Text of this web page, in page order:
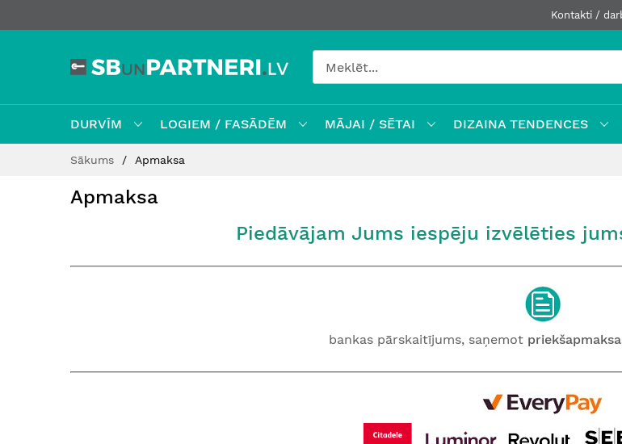
Kontakti /
DURVĪM LOGIEM / FASĀDĒM MĀJAI / SĒTAI DIZAINA TENDENCES
Sākums Apmaksa
Apmaksa
Piedāvājam Jums iespēju izvēlēties
bankas pārskaitījums, saņemot